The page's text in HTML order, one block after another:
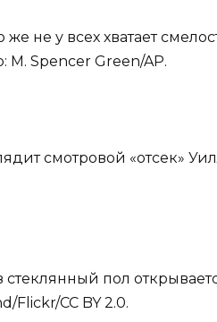
же не у всех хватает
M. Spencer Green/AP.
смотровой «отсек»
стеклянный пол
Flickr/CC BY 2.0.